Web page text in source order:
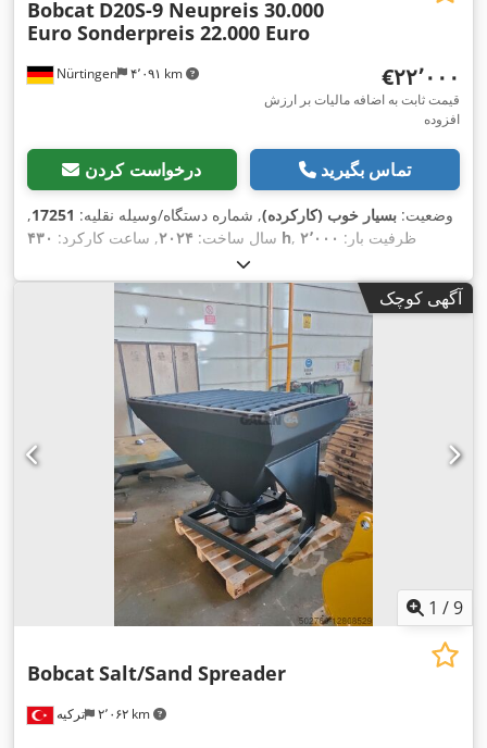
Nürtingen ۴٬۰۹۱ km
Bobcat D20S-9 Neupreis 30.000
Euro Sonderpreis 22.000 Euro
‎€۲۲٬۰۰۰
قیمت ثابت به اضافه مالیات بر ارزش
افزوده
درخواست کردن تماس بگیرید
وضعیت: بسیار خوب (کارکرده), شماره دستگاه/وسیله نقلیه: 17251
,
سال ساخت: ۲۰۲۴, ساعت کارکرد: ۴۳۰ h , ظرفیت بار: ۲٬۰۰۰
۴٬۷۳۰ میلی‌متر
میلی‌متر, مرکز ثقل بار:۵۰۰ میلی‌متر , نوع سوخت:دیزل, نوع دکل:
تریپلکس
, ارتفاع سازه:۲٬۱۹۰ میلی‌متر , طول شاخک‌ها:
, اندازه لاستیک جلو:7.00-15 5.50 , سایز تایر عقب:
10, وزن کل:۴٬۰۵۳ کیلوگرم ,
آگهی کوچک
1 /9
ترکیه ۲٬۰۶۲ km
BobcatSalt/Sand Spreader